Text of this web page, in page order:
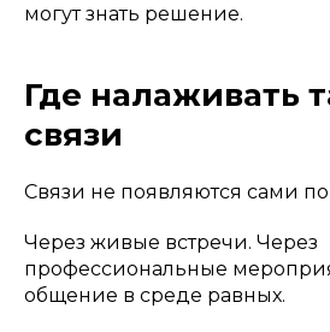
могут знать решение.
Где налаживать
связи
Связи не появляются сами по
Через живые встречи. Через
профессиональные
общение в среде равных.